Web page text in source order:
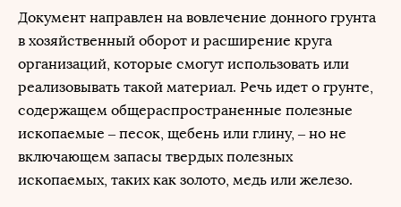
Документ направлен на вовлечение донного грунта
в хозяйственный оборот и расширение круга
организаций, которые смогут использовать или
реализовывать такой материал. Речь идет о грунте,
содержащем общераспространенные полезные
ископаемые – песок, щебень или глину, – но не
включающем запасы твердых полезных
ископаемых, таких как золото, медь или железо.